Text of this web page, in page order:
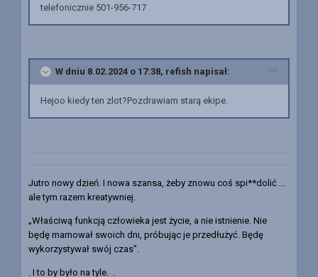
telefonicznie 501-956-717
W dniu 8.02.2024 o 17:38, refish napisał:
Hejoo kiedy ten zlot?Pozdrawiam starą ekipe.
Jutro nowy dzień. I nowa szansa, żeby znowu coś spi**dolić ...
ale tym razem kreatywniej.
„Właściwą funkcją człowieka jest życie, a nie istnienie. Nie
będę marnował swoich dni, próbując je przedłużyć. Będę
wykorzystywał swój czas”.
. I to by było na tyle. .